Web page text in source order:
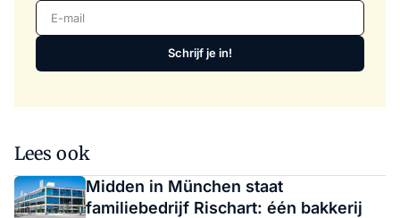
E-mail
Schrijf je in!
Lees ook
Midden in München staat
familiebedrijf Rischart: één bakkerij